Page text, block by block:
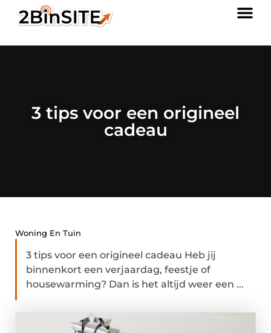
3 tips voor een origineel
cadeau
Woning En Tuin
3 tips voor een origineel cadeau Heb jij
binnenkort een verjaardag, feestje of
housewarming? Dan is het altijd weer een ...